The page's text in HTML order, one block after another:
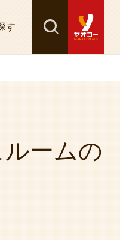
す 検索
探す
ームの